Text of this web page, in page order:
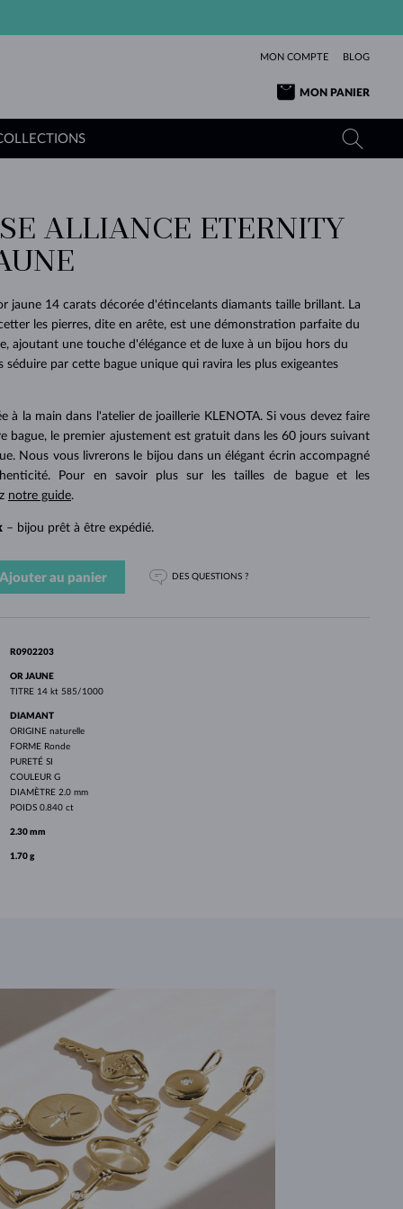
MON COMPTE BLOG
MON PANIER
DE SES
RÊVES
DÉCOUVRIR
L'AMOUR
OR JAUNE
OR ROSE
BEAUTÉ
PURE
DÉCOUVRIR
TANZANITES
TOPAZES
MOLDAVITES
POUR BÉBÉS
OR BLANC
PLUS
BELLES
DÉCOUVRIR
TOURMALINES
MOLDAVITES
PENDENTIFS EN PERLES
OR BLANC
OR ROSE
PENDENTIFS
INTEMPORELS
DES
PERLES
DÉCOUVRIR
SAPHIRS
ÉMERAUDES
MINÉRAUX
MARIAGE
OR BLANC
AUTHENTIQUES
BEAUTÉ
DÉCOUVRIR
EXCEPTIONNELLES
ALLIANCE ETERNITY
jaune 14 carats décorée d'étincelants diamants taille brillant. La
les pierres, dite en arête, est une démonstration parfaite du
ajoutant une touche d'élégance et de luxe à un bijou hors du
séduire par cette bague unique qui ravira les plus exigeantes
à la main dans l'atelier de joaillerie KLENOTA. Si vous devez faire
bague, le premier ajustement est gratuit dans les 60 jours suivant
Nous vous livrerons le bijou dans un élégant écrin accompagné
Pour en savoir plus sur les tailles de bague et les
notre guide.
– bijou prêt à être expédié.
Ajouter au panier DES QUESTIONS ?
R0902203
OR JAUNE
TITRE 14 kt 585/1000
DIAMANT
ORIGINE naturelle
FORME Ronde
PURETÉ SI
COULEUR G
DIAMÈTRE 2.0 mm
POIDS 0.840 ct
2.30 mm
1.70 g